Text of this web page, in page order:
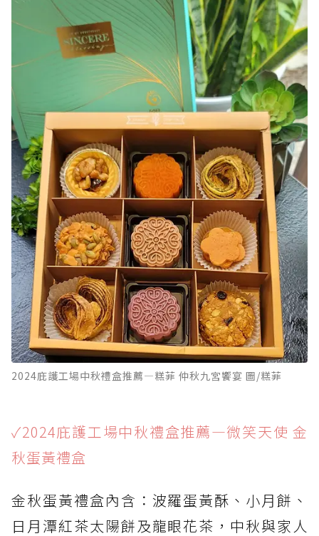
2024庇護工場中秋禮盒推薦—糕菲 仲秋九宮饗宴 圖/糕菲
✓2024庇護工場中秋禮盒推薦—微笑天使 金
秋蛋黃禮盒
金秋蛋黃禮盒內含：波羅蛋黃酥、小月餅、
日月潭紅茶太陽餅及龍眼花茶，中秋與家人